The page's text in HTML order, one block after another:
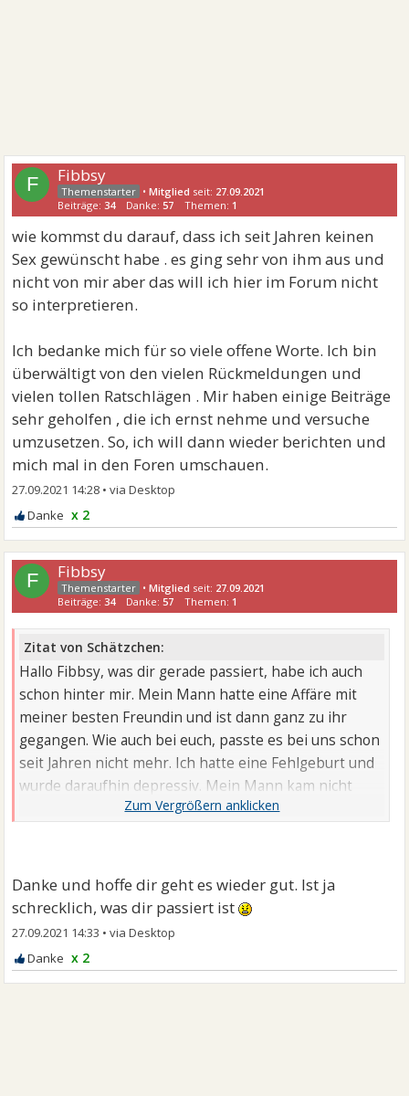
F Fibbsy
•Mitglied seit: 27.09.2021
Beiträge:34 Danke:57 Themen: 1
wie kommst du darauf, dass ich seit Jahren keinen
Sex gewünscht habe . es ging sehr von ihm aus und
nicht von mir aber das will ich hier im Forum nicht
so interpretieren.
Ich bedanke mich für so viele offene Worte. Ich bin
überwältigt von den vielen Rückmeldungen und
vielen tollen Ratschlägen . Mir haben einige Beiträge
sehr geholfen , die ich ernst nehme und versuche
umzusetzen. So, ich will dann wieder berichten und
mich mal in den Foren umschauen.
27.09.2021 14:28 •
x 2
F Fibbsy
•Mitglied seit: 27.09.2021
Beiträge:34 Danke:57 Themen: 1
Zitat von Schätzchen:
Hallo Fibbsy, was dir gerade passiert, habe ich auch
schon hinter mir. Mein Mann hatte eine Affäre mit
meiner besten Freundin und ist dann ganz zu ihr
gegangen. Wie auch bei euch, passte es bei uns schon
seit Jahren nicht mehr. Ich hatte eine Fehlgeburt und
wurde daraufhin depressiv. Mein Mann kam nicht
Danke und hoffe dir geht es wieder gut. Ist ja
schrecklich, was dir passiert ist
27.09.2021 14:33 •
x 2